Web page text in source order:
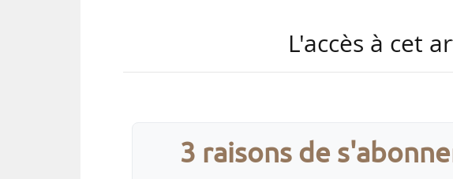
installations de production d’électricité
séance publique à l’Assemblée nationale, le
L'accès à cet
3 raisons de